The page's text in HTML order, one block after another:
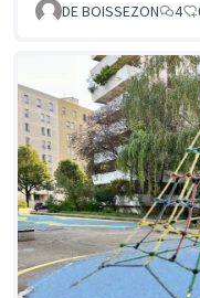
DE BOISSEZON 4